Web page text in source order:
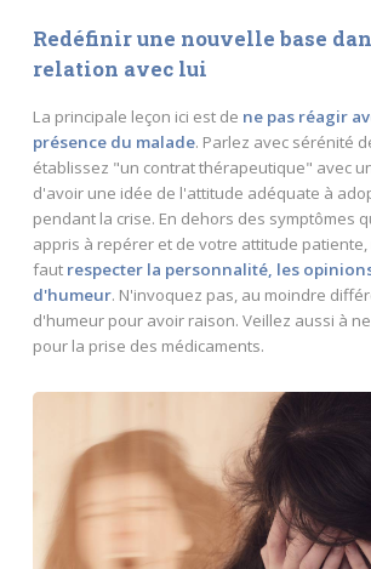
Redéfinir une nouvelle base
relation avec lui
La principale leçon ici est de ne pas réagir
présence du malade. Parlez avec sérénité
établissez "un contrat thérapeutique" avec
d'avoir une idée de l'attitude adéquate à
pendant la crise. En dehors des symptômes
appris à repérer et de votre attitude patiente,
faut respecterla personnalité, les
d'humeur. N'invoquez pas, au moindre
d'humeur pour avoir raison. Veillez aussi à
pour la prise des médicaments.